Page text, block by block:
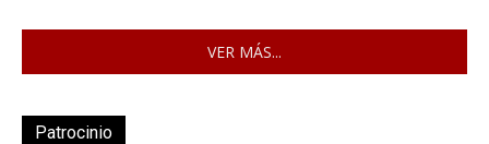
VER MÁS...
Patrocinio